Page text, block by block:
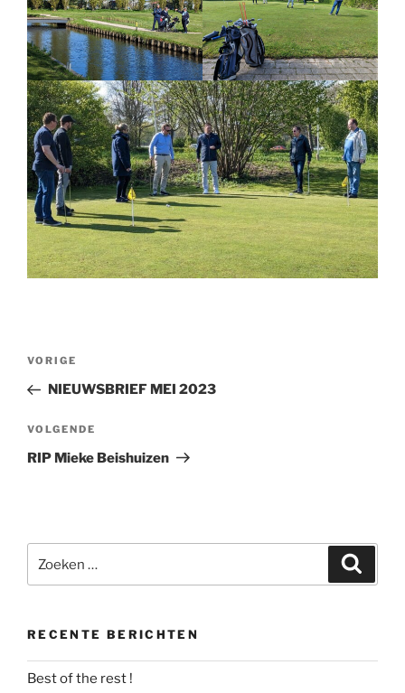
Bericht
Vorig
bericht
VORIGE
NIEUWSBRIEF MEI 2023
Volgend
bericht
VOLGENDE
RIP Mieke Beishuizen
naar:
RECENTE BERICHTEN
Best of the rest !